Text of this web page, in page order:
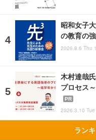
昭和女子
の教育の
2026.8.6 Thu
木村達哉
プロセス
PR
2026.3.10
ラン